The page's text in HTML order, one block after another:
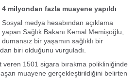
4 milyondan fazla muayene yapıldı
Sosyal medya hesabından açıklama
yapan Sağlık Bakanı Kemal Memişoğlu,
dumansız bir yaşamın sağlıklı bir
biri olduğunu vurguladı.
1501 sigara bırakma polikliniğinde
muayene gerçekleştirildiğini belirten